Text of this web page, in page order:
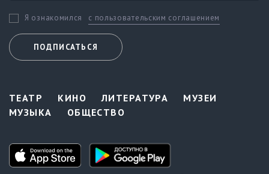
Я ознакомился с пользовательским соглашением
ПОДПИСАТЬСЯ
ТЕАТР КИНО ЛИТЕРАТУРА
МУЗЕИ
МУЗЫКА
ОБЩЕСТВО